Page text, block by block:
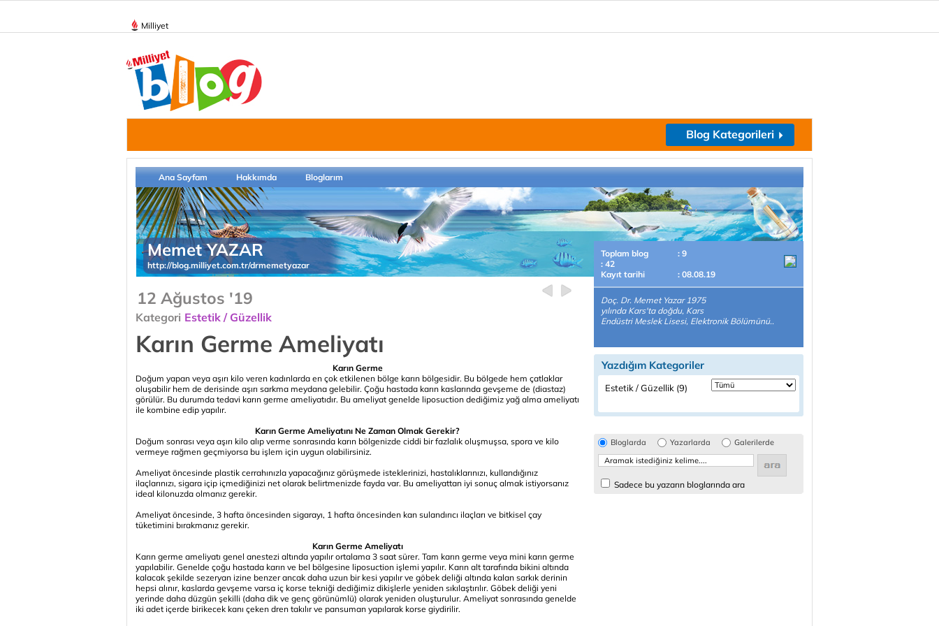
Milliyet
Blog Kategorileri
Ana Sayfam Hakkımda Bloglarım
Memet YAZAR
http://blog.milliyet.com.tr/drmemetyazar
12 Ağustos '19
Kategori Estetik / Güzellik
Karın Germe Ameliyatı
Karın Germe
Doğum yapan veya aşırı kilo veren kadınlarda en çok etkilenen bölge karın bölgesidir. Bu bölgede hem çatlaklar
oluşabilir hem de derisinde aşırı sarkma meydana gelebilir. Çoğu hastada karın kaslarında gevşeme de (diastaz)
görülür. Bu durumda tedavi karın germe ameliyatıdır. Bu ameliyat genelde liposuction dediğimiz yağ alma ameliyatı
ile kombine edip yapılır.
Karın Germe Ameliyatını Ne Zaman Olmak Gerekir?
Doğum sonrası veya aşırı kilo alıp verme sonrasında karın bölgenizde ciddi bir fazlalık oluşmuşsa, spora ve kilo
vermeye rağmen geçmiyorsa bu işlem için uygun olabilirsiniz.
Ameliyat öncesinde plastik cerrahınızla yapacağınız görüşmede isteklerinizi, hastalıklarınızı, kullandığınız
ilaçlarınızı, sigara içip içmediğinizi net olarak belirtmenizde fayda var. Bu ameliyattan iyi sonuç almak istiyorsanız
ideal kilonuzda olmanız gerekir.
Ameliyat öncesinde, 3 hafta öncesinden sigarayı, 1 hafta öncesinden kan sulandırıcı ilaçları ve bitkisel çay
tüketimini bırakmanız gerekir.
Karın Germe Ameliyatı
Karın germe ameliyatı genel anestezi altında yapılır ortalama 3 saat sürer. Tam karın germe veya mini karın germe
yapılabilir. Genelde çoğu hastada karın ve bel bölgesine liposuction işlemi yapılır. Karın alt tarafında bikini altında
kalacak şekilde sezeryan izine benzer ancak daha uzun bir kesi yapılır ve göbek deliği altında kalan sarkık derinin
hepsi alınır, kaslarda gevşeme varsa iç korse tekniği dediğimiz dikişlerle yeniden sıkılaştırılır. Göbek deliği yeni
yerinde daha düzgün şekilli (daha dik ve genç görünümlü) olarak yeniden oluşturulur. Ameliyat sonrasında genelde
iki adet içerde birikecek kanı çeken dren takılır ve pansuman yapılarak korse giydirilir.
Toplam blog
: 9
: 42
Kayıt tarihi
: 08.08.19
Doç. Dr. Memet Yazar 1975
yılında Kars'ta doğdu, Kars
Endüstri Meslek Lisesi, Elektronik Bölümünü..
Yazdığım Kategoriler
Estetik / Güzellik (9)
Bloglarda Yazarlarda Galerilerde
Sadece bu yazarın bloglarında ara